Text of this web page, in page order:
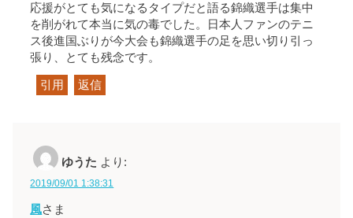
応援がとても気になるタイプだと語る錦織選手は集中
を削がれて本当に気の毒でした。日本人ファンのテニ
ス後進国ぶりが今大会も錦織選手の足を思い切り引っ
張り、とても残念です。
引用 返信
ゆうた より:
2019/09/01 1:38:31
風さま